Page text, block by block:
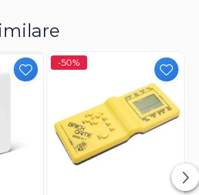
orice explorator al lumii!
-50%